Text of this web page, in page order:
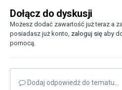
Dołącz do dyskusji
Możesz dodać zawartość już teraz a
posiadasz już konto, zaloguj się aby
pomocą.
Dodaj odpowiedź do tematu...